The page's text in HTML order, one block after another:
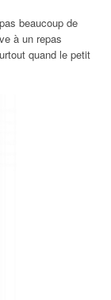
beaucoup de
à un repas
quand le petit